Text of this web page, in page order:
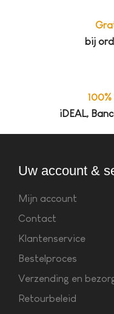
bij
iDEAL,
Uw account &
Mijn account
Contact
Klantenservice
Bestelproces
Verzending en
Retourbeleid